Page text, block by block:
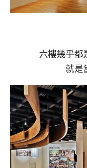
六樓幾乎都
就是